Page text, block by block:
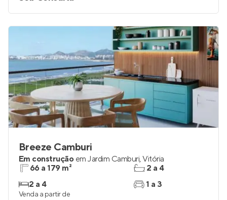
Breeze Camburi
Em construção em Jardim Camburi,Vitória
66 a 179 m²
2 a 4
2 a 4
1 a 3
Venda a partir de